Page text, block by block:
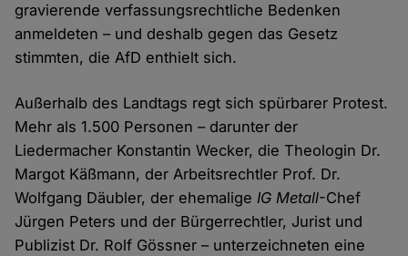
gravierende verfassungsrechtliche Bedenken
anmeldeten – und deshalb gegen das Gesetz
stimmten, die AfD enthielt sich.
Außerhalb des Landtags regt sich spürbarer Protest.
Mehr als 1.500 Personen – darunter der
Liedermacher Konstantin Wecker, die Theologin Dr.
Margot Käßmann, der Arbeitsrechtler Prof. Dr.
Wolfgang Däubler, der ehemaligeIG Metall-Chef
Jürgen Peters und der Bürgerrechtler, Jurist und
Publizist Dr. Rolf Gössner – unterzeichneten eine